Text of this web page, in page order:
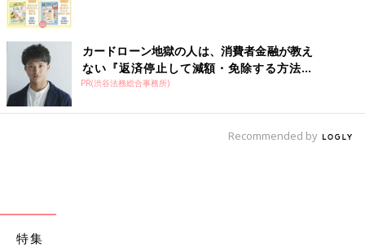
カードローン地獄の人は、消費者金融が教え
ない『返済停止して減額・免除する方法』
で...
PR(渋谷法務総合事務所)
Recommended by
特集